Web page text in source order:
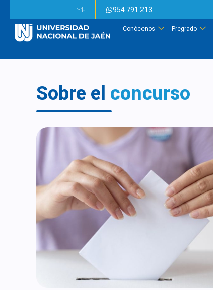
- 954 791 213
Conócenos Pregrado
Sobre el concurso